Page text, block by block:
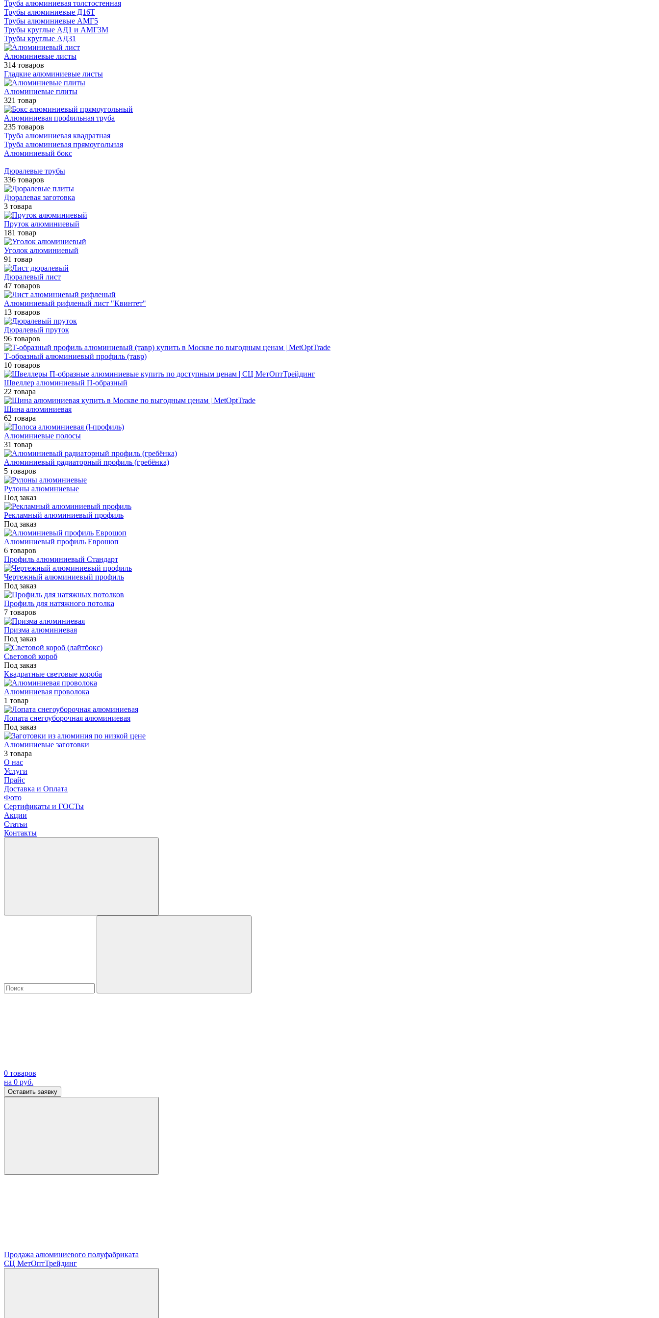
Труба алюминиевая толстостенная
Трубы алюминиевые Д16Т
Трубы алюминиевые АМГ5
Трубы круглые АД1 и АМГ3М
Трубы круглые АД31
Алюминиевые листы
314 товаров
Гладкие алюминиевые листы
Алюминиевые плиты
321 товар
Алюминиевая профильная труба
235 товаров
Труба алюминиевая квадратная
Труба алюминиевая прямоугольная
Алюминиевый бокс
Дюралевые трубы
336 товаров
Дюралевая заготовка
3 товара
Пруток алюминиевый
181 товар
Уголок алюминиевый
91 товар
Дюралевый лист
47 товаров
Алюминиевый рифленый лист "Квинтет"
13 товаров
Дюралевый пруток
96 товаров
Т-образный алюминиевый профиль (тавр)
10 товаров
Швеллер алюминиевый П-образный
22 товара
Шина алюминиевая
62 товара
Алюминиевые полосы
31 товар
Алюминиевый радиаторный профиль (гребёнка)
5 товаров
Рулоны алюминиевые
Под заказ
Рекламный алюминиевый профиль
Под заказ
Алюминиевый профиль Еврошоп
6 товаров
Профиль алюминиевый Стандарт
Чертежный алюминиевый профиль
Под заказ
Профиль для натяжного потолка
7 товаров
Призма алюминиевая
Под заказ
Световой короб
Под заказ
Квадратные световые короба
Алюминиевая проволока
1 товар
Лопата снегоуборочная алюминиевая
Под заказ
Алюминиевые заготовки
3 товара
О нас
Услуги
Прайс
Доставка и Оплата
Фото
Сертификаты и ГОСТы
Акции
Статьи
Контакты
0 товаров
на 0 руб.
Оставить заявку
Продажа алюминиевого полуфабриката
СЦ МетОптТрейдинг